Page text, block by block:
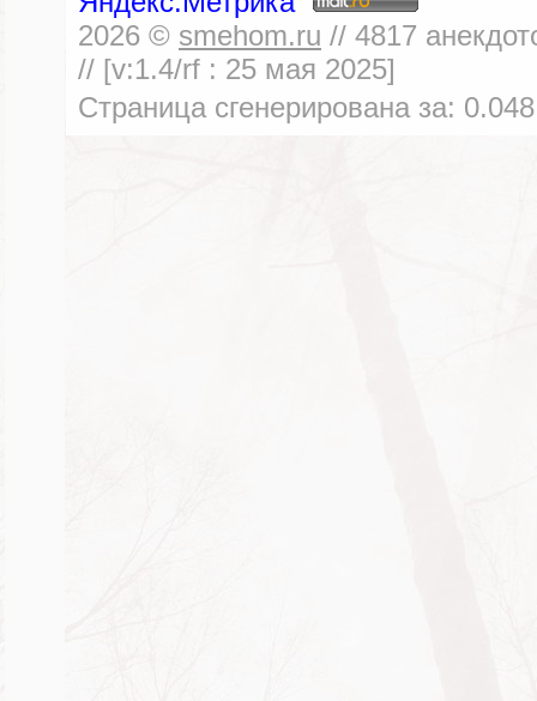
2026 © smehom.ru // 4817
// [v:1.4/rf : 25 мая 2025]
Страница сгенерирована за: 0.048